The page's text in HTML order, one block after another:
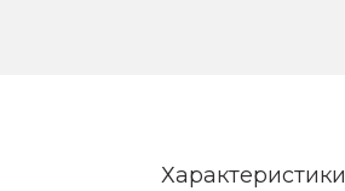
Характеристики